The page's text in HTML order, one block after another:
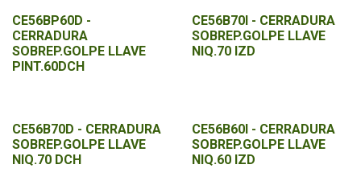
CE56BP60D -
CERRADURA
SOBREP.GOLPE LLAVE
PINT.60DCH
CE56B70I - CERRADURA
SOBREP.GOLPE LLAVE
NIQ.70 IZD
CE56B70D - CERRADURA
SOBREP.GOLPE LLAVE
NIQ.70 DCH
CE56B60I - CERRADURA
SOBREP.GOLPE LLAVE
NIQ.60 IZD